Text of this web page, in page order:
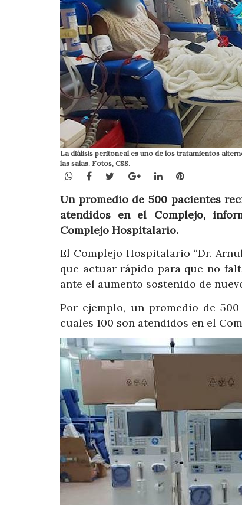
La diálisis peritoneal es uno de los tratamientos
las salas. Fotos, CSS.
WhatsApp
Facebook
TwitterGoogle+LinkedInPinterest
Un promedio de 500 pacientes
atendidos en el Complejo,
Complejo Hospitalario.
El Complejo Hospitalario “Dr.
que actuar rápido para que no
ante el aumento sostenido de
Por ejemplo, un promedio de
cuales 100 son atendidos en el